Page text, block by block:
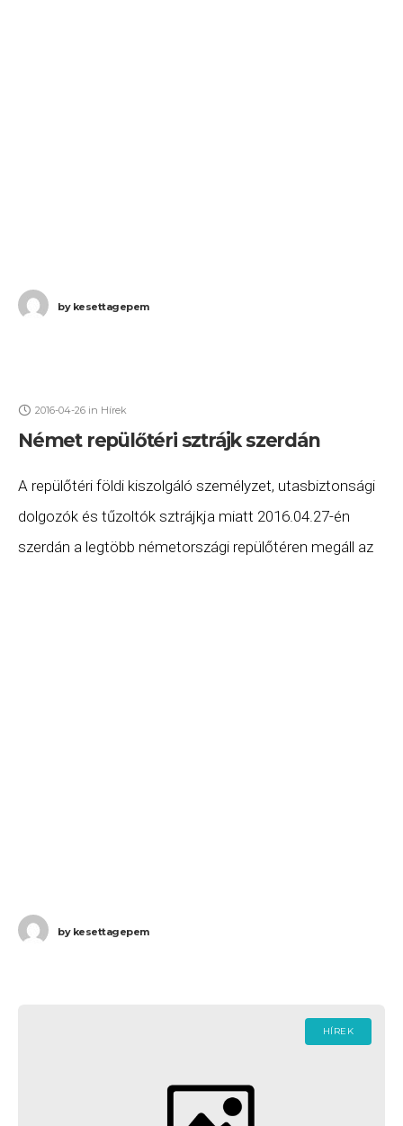
bykesettagepem
2016-04-26 in Hírek
Német repülőtéri sztrájk szerdán
A repülőtéri földi kiszolgáló személyzet, utasbiztonsági
dolgozók és tűzoltók sztrájkja miatt 2016.04.27-én
szerdán a legtöbb németországi repülőtéren megáll az
bykesettagepem
HÍREK